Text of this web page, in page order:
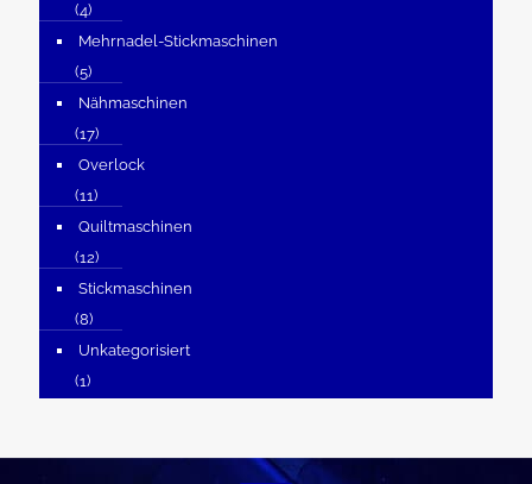
(4)
Mehrnadel-Stickmaschinen
(5)
Nähmaschinen
(17)
Overlock
(11)
Quiltmaschinen
(12)
Stickmaschinen
(8)
Unkategorisiert
(1)